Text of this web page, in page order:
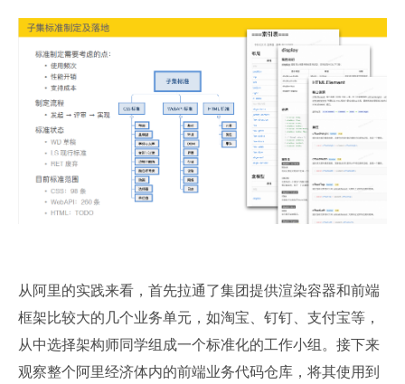
从阿里的实践来看，首先拉通了集团提供渲染容器和前端
框架比较大的几个业务单元，如淘宝、钉钉、支付宝等，
从中选择架构师同学组成一个标准化的工作小组。接下来
观察整个阿里经济体内的前端业务代码仓库，将其使用到